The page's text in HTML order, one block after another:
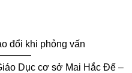
đổi khi phỏng vấn
Dục cơ sở Mai Hắc Đế –